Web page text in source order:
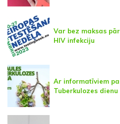
Var bez maksas
HIV infekciju
Ar informatīviem
Tuberkulozes dienu